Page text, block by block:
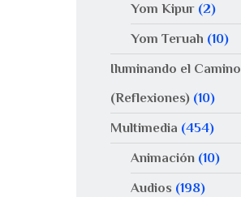
Yom Kipur(2)
Yom Teruah (10)
Iluminando el Camino
(Reflexiones) (10)
Multimedia (454)
Animación(10)
Audios (198)